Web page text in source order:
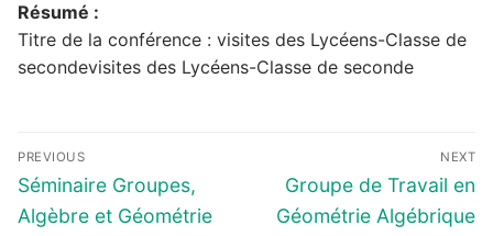
Résumé :
Titre de la conférence : visites des Lycéens-Classe de
secondevisites des Lycéens-Classe de seconde
Navigation
de
l’article
PREVIOUS
Previous
post:
Séminaire Groupes,
Algèbre et Géométrie
NEXT
Next
post:
Groupe de Travail en
Géométrie Algébrique